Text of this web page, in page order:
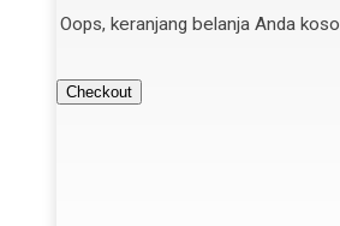
Oops, keranjang belanja Anda
Checkout